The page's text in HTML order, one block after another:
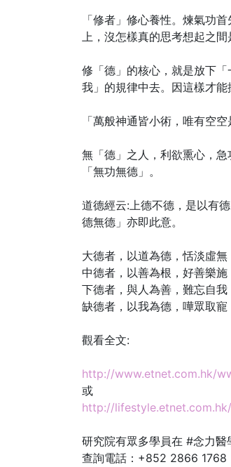
「修者」修心養性。煉氣功
上，沒怎樣真的思考想起之
修「德」的核心，就是放下
我」的規律中去。因這樣才能
「萬般神通皆小術，唯有空空
無「德」之人，利欲熏心，
「無功無德」。
道德經云:上德不德，是以有
德無德」亦即此意。
大德者，以道為德，恬淡虛
中德者，以善為根，好善樂
下德者，與人為善，難忘自
缺德者，以我為德，嘩眾取
觀看全文:
http://www.etnet.com.hk/
或
http://
研究院有眾多學員在 #念力醫
查詢電話：+852 2866 1768